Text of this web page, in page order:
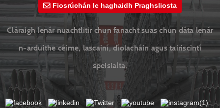
Fiosrúchán le haghaidh Praghsliosta
Cláraigh lenár nuachtlitir chun fanacht suas chun dáta lenár
n-arduithe céime, lascainí, díolacháin agus tairiscintí
speisialta.